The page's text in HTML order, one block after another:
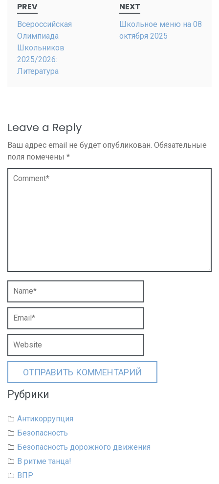
navigation
PREV
Всероссийская
Олимпиада
Школьников
2025/2026:
Литература
NEXT
Школьное меню на 08
октября 2025
Leave a Reply
Ваш адрес email не будет опубликован. Обязательные
поля помечены *
Рубрики
Антикоррупция
Безопасность
Безопасность дорожного движения
В ритме танца!
ВПР